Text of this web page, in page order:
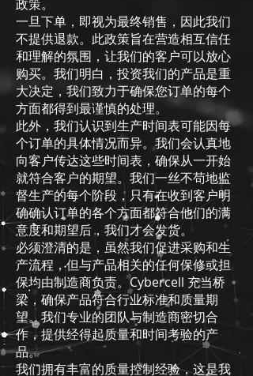
政策。
一旦下单，即视为最终销售，因此我们
不提供退款。此政策旨在营造相互信任
和理解的氛围，让我们的客户可以放心
购买。我们明白，投资我们的产品是重
大决定，我们致力于确保您订单的每个
方面都得到最谨慎的处理。
此外，我们认识到生产时间表可能因每
个订单的具体情况而异。我们会认真地
向客户传达这些时间表，确保从一开始
就符合客户的期望。我们一丝不苟地监
督生产的每个阶段，只有在收到客户明
确确认订单的各个方面都符合他们的满
意度和期望后，我们才会发货。
必须澄清的是，虽然我们促进采购和生
产流程，但与产品相关的任何保修或担
保均由制造商负责。Cybercell 充当桥
梁，确保产品符合行业标准和质量期
望。我们专业的团队与制造商密切合
作，提供经得起质量和时间考验的产
品。
我们拥有丰富的质量控制经验，这是我